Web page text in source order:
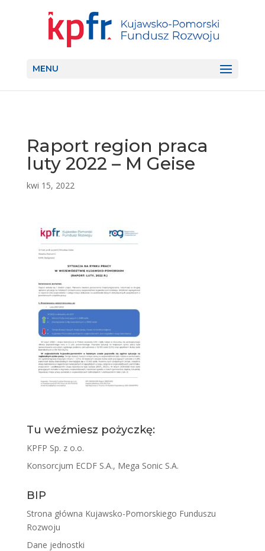
MENU
Raport region praca
luty 2022 – M Geise
kwi 15, 2022
Tu weźmiesz pożyczkę:
KPFP Sp. z o.o.
Konsorcjum ECDF S.A., Mega Sonic S.A.
BIP
Strona główna Kujawsko-Pomorskiego Funduszu
Rozwoju
Dane jednostki